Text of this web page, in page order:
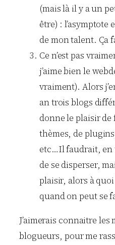
(mais là il y a un
être) : l’asymptote
de mon talent. Ça
Ce n’est pas
j’aime bien le
vraiment). Alors
an trois blogs
donne le plaisir de
thèmes, de
etc…Il faudrait, en
de se disperser,
plaisir, alors à
quand on peut se
J’aimerais connaitre les
blogueurs, pour me